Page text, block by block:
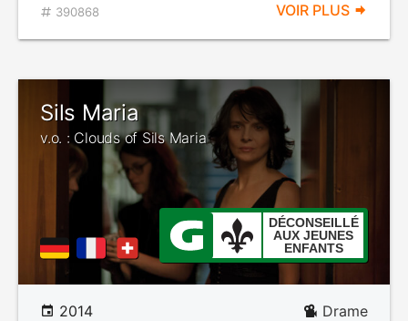
390868 VOIR PLUS
Sils Maria
v.o. : Clouds of Sils Maria
DÉCONSEILLÉ
AUX JEUNES
ENFANTS
2014 Drame